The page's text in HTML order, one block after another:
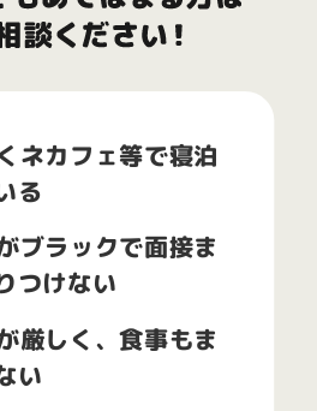
ネカフェ等で寝泊
る
ブラックで面接ま
つけない
厳しく、食事もま
い